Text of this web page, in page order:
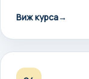
Виж курса→